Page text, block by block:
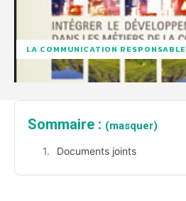
LA COMMUNICATION RESPONSABLE
Sommaire : (masquer)
Documents joints